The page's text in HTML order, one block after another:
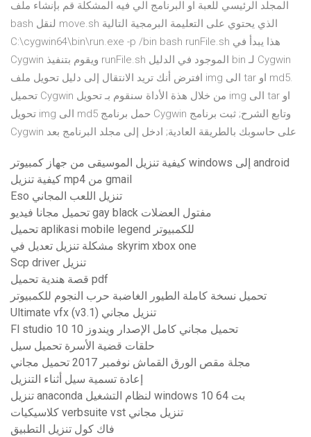
المجلد الرئيسي للعبة او البرنامج الي فيه المشكلة قم بإنشاء ملف
bash لنقل move.sh الذي يحتوي على التعليمة البرمجية التالية
C:\cygwin64\bin\run.exe -p /bin bash runFile.sh هذا يبدأ في
Cygwin ويقوم بتنفيذ runFile.sh الموجود في الدليل bin لـ Cygwin
افترض أنك تريد الانتقال إلى دليل تحويل ملف img الى tar او md5.
تحميل Cygwin من خلال هذة الأداة سنقوم بـ تحويل img الى tar او
تحويل img الى md5 حمل برنامج Cygwin وتابع الشرح; ثبت برنامج
Cygwin على حاسوبك بالطريقة العادية; ادخل إلى مجلد البرنامج بعد
كيفية تنزيل الموسيقى من جهاز كمبيوتر windows إلى android
كيفية تنزيل mp4 من gmail
Eso تنزيل اللعب المجاني
تحميل مجانا فيديو gay black مفتول العضلات
تحميل aplikasi mobile legend للكمبيوتر
مشكلة تنزيل تعديل في skyrim xbox one
Scp driver تنزيل
قصة هندية تحميل pdf
تحميل نسخة كاملة الطيور الغاضبة حرب النجوم للكمبيوتر
Ultimate vfx (v3.1) تنزيل مجاني
Fl studio 10 تحميل مجاني كامل الإصدار ويندوز 10
حلقات قضية الأسرة تحميل سيل
مجلة مقص الورق القماش نوفمبر 2017 تحميل مجاني
إعادة تسمية سيل أثناء التنزيل
تنزيل anaconda لنظام التشغيل windows 10 64 بت
كلاسيكيات verbsuite vst تنزيل مجاني
فاك كول تنزيل التطبيق